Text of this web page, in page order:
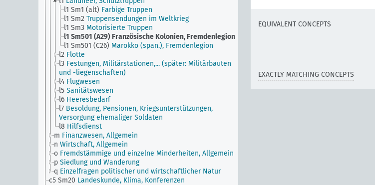
l1 Sm1 (alt) Farbige Truppen
l1 Sm2 Truppensendungen im Weltkrieg
l1 Sm3 Motorisierte Truppen
l1 Sm501 (A29) Französische Kolonien, Fremdenlegion
l1 Sm501 (C26) Marokko (span.), Fremdenlegion
l2 Flotte
l3 Festungen, Militärstationen,... (später: Militärbauten
und -liegenschaften)
l4 Flugwesen
l5 Sanitätswesen
l6 Heeresbedarf
l7 Besoldung, Pensionen, Kriegsunterstützungen,
Versorgung ehemaliger Soldaten
l8 Hilfsdienst
m Finanzwesen, Allgemein
n Wirtschaft, Allgemein
o Fremdstämmige und einzelne Minderheiten, Allgemein
p Siedlung und Wanderung
q Einzelfragen politischer und wirtschaftlicher Natur
c5 Sm20 Landeskunde, Klima, Konferenzen
EQUIVALENT CONCEPTS
EXACTLY MATCHING CONCEPTS